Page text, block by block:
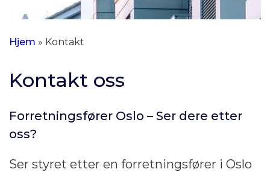
Hjem » Kontakt
Kontakt oss
Forretningsfører Oslo – Ser dere etter
oss?
Ser styret etter en forretningsfører i Oslo